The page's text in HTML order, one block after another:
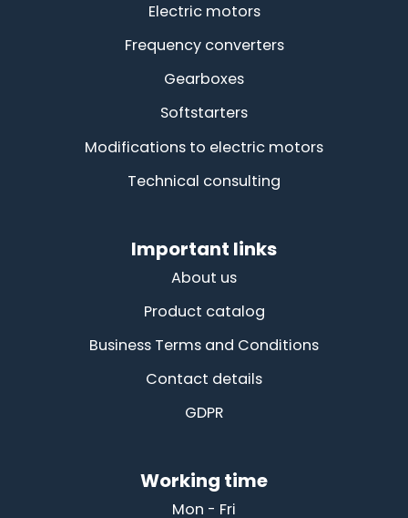
Electric motors
Frequency converters
Gearboxes
Softstarters
Modifications to electric motors
Technical consulting
Important links
About us
Product catalog
Business Terms and Conditions
Contact details
GDPR
Working time
Mon - Fri